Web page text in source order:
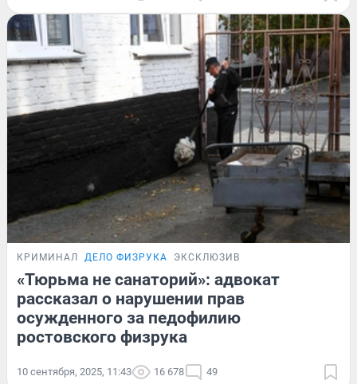
КРИМИНАЛ ДЕЛО ФИЗРУКА ЭКСКЛЮЗИВ
«Тюрьма не санаторий»: адвокат
рассказал о нарушении прав
осужденного за педофилию
ростовского физрука
10 сентября, 2025, 11:43 16 678 49